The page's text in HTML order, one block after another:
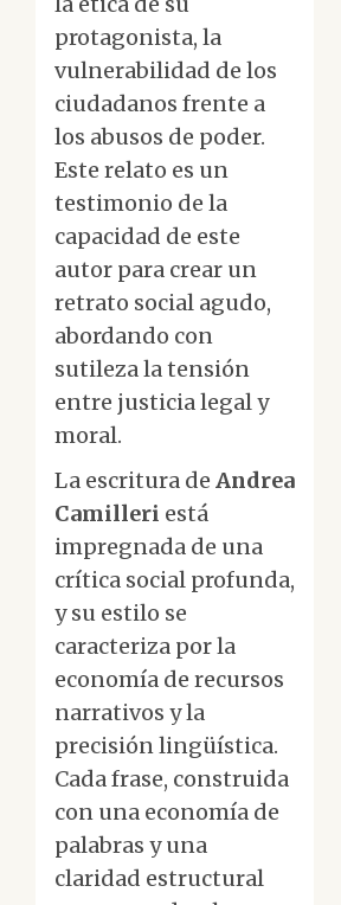
protagonista, la
vulnerabilidad de los
ciudadanos frente a
los abusos de poder.
Este relato es un
testimonio de la
capacidad de este
autor para crear un
retrato social agudo,
abordando con
sutileza la tensión
entre justicia legal y
moral.
La escritura de Andrea
Camilleri está
impregnada de una
crítica social profunda,
y su estilo se
caracteriza por la
economía de recursos
narrativos y la
precisión lingüística.
Cada frase, construida
con una economía de
palabras y una
claridad estructural